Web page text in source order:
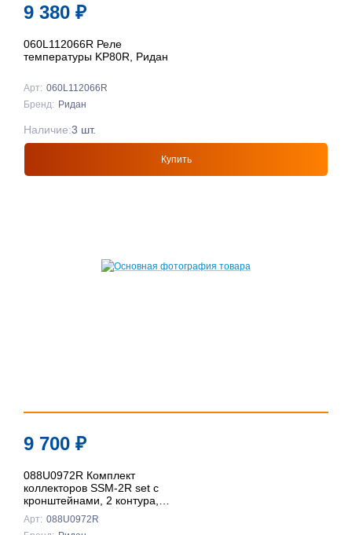
9 380 ₽
060L112066R Реле
температуры KP80R, Ридан
Арт: 060L112066R
Бренд: Ридан
Купить
Наличие:3 шт.
9 700 ₽
088U0972R Комплект
коллекторов SSM-2R set с
кронштейнами, 2 контура,
Ридан
Арт: 088U0972R